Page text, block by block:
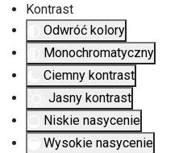
Kontrast
Odwróć kolory
Monochromatyczny
Ciemny kontrast
Jasny kontrast
Niskie nasycenie
Wysokie nasycenie